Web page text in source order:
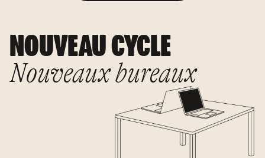
NOUVEAU CYCLE
Nouveaux bureaux